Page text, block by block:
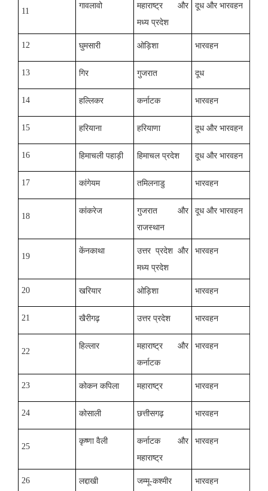
11
गावलावो
महाराष्ट्र और
मध्य प्रदेश
दूध और भारवहन
12 घुमसारी ओड़िशा भारवहन
13 गिर गुजरात दूध
14 हल्लिकर कर्नाटक भारवहन
15 हरियाना हरियाणा दूध और भारवहन
16 हिमाचली पहाड़ी हिमाचल प्रदेश दूध और भारवहन
17 कांगेयम तमिलनाडु भारवहन
18
कांकरेज
गुजरात और
राजस्थान
दूध और भारवहन
19
केंनकाथा
उत्तर प्रदेश और
मध्य प्रदेश
भारवहन
20 खरियार ओड़िशा भारवहन
21 खैरीगढ़ उत्तर प्रदेश भारवहन
22
हिल्लार
महाराष्ट्र और
कर्नाटक
भारवहन
23 कोकन कपिला महाराष्ट्र भारवहन
24 कोसाली छत्तीसगढ़ भारवहन
25
कृष्णा वैली
कर्नाटक और
महाराष्ट्र
भारवहन
26 लद्दाखी जम्मू-कश्मीर भारवहन